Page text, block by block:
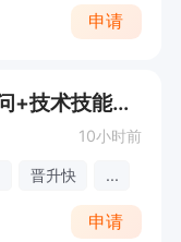
申请
波峰员（免费工作餐+节日慰问+技术技能培训）【欢迎电话/微信咨询！】
10小时前
晋升快 ...
申请